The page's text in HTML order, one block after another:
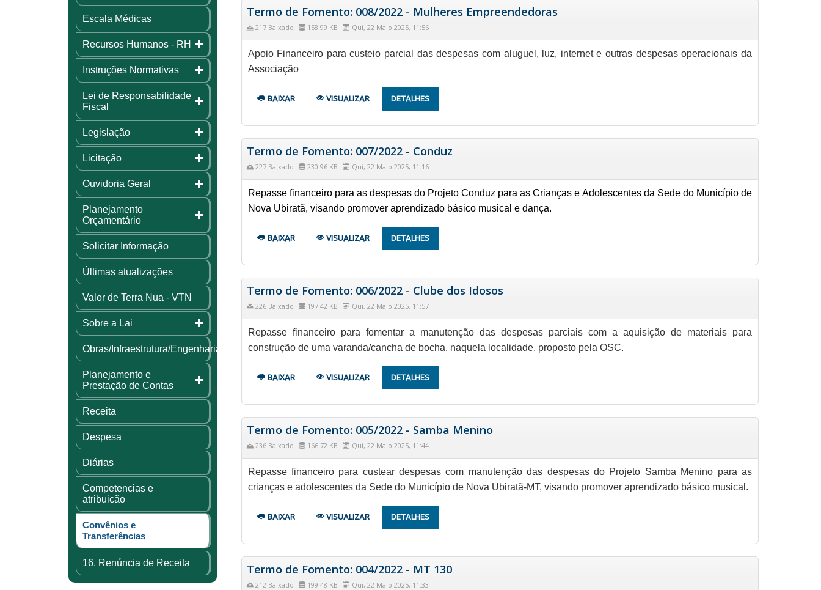
Escala Médicas
Recursos Humanos - RH
Instruções Normativas
Lei de Responsabilidade
Fiscal
Legislação
Licitação
Ouvidoria Geral
Planejamento
Orçamentário
Solicitar Informação
Últimas atualizações
Valor de Terra Nua - VTN
Sobre a Lai
Obras/Infraestrutura/Engenharia
Planejamento e
Prestação de Contas
Receita
Despesa
Diárias
Competencias e
atribuicão
Convênios e
Transferências
16. Renúncia de Receita
Termo de Fomento: 008/2022 - Mulheres Empreendedoras
217 Baixado 158.99 KB Qui, 22 Maio 2025, 11:56
Apoio Financeiro para custeio parcial das despesas com aluguel, luz, internet e outras despesas operacionais da
Associação
BAIXAR VISUALIZAR DETALHES
Termo de Fomento: 007/2022 - Conduz
227 Baixado 230.96 KB Qui, 22 Maio 2025, 11:16
Repasse financeiro para as despesas do Projeto Conduz para as Crianças e Adolescentes da Sede do Município de
Nova Ubiratã, visando promover aprendizado básico musical e dança.
BAIXAR VISUALIZAR DETALHES
Termo de Fomento: 006/2022 - Clube dos Idosos
226 Baixado 197.42 KB Qui, 22 Maio 2025, 11:57
Repasse financeiro para fomentar a manutenção das despesas parciais com a aquisição de materiais para
construção de uma varanda/cancha de bocha, naquela localidade, proposto pela OSC.
BAIXAR VISUALIZAR DETALHES
Termo de Fomento: 005/2022 - Samba Menino
236 Baixado 166.72 KB Qui, 22 Maio 2025, 11:44
Repasse financeiro para custear despesas com manutenção das despesas do Projeto Samba Menino para as
crianças e adolescentes da Sede do Município de Nova Ubiratã-MT, visando promover aprendizado básico musical.
BAIXAR VISUALIZAR DETALHES
Termo de Fomento: 004/2022 - MT 130
212 Baixado 199.48 KB Qui, 22 Maio 2025, 11:33